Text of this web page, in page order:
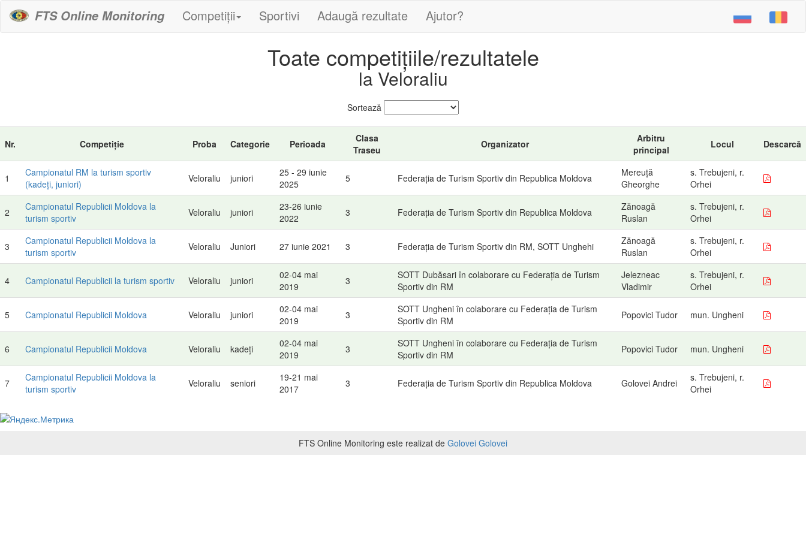
FTS Online Monitoring Competiții Sportivi Adaugă rezultate Ajutor?
Toate competițiile/rezultatele
la Veloraliu
Sortează
Nr. Competiție Proba Categorie Perioada
Clasa
Traseu
Organizator
Arbitru
principal
Locul Descarcă
1
Campionatul RM la turism sportiv
(kadeți, juniori)
Veloraliu juniori
25 - 29 iunie
2025
5 Federația de Turism Sportiv din Republica Moldova
Mereuță
Gheorghe
s. Trebujeni, r.
Orhei
2
Campionatul Republicii Moldova la
turism sportiv
Veloraliu juniori
23-26 iunie
2022
3 Federația de Turism Sportiv din Republica Moldova
Zănoagă
Ruslan
s. Trebujeni, r.
Orhei
3
Campionatul Republicii Moldova la
turism sportiv
Veloraliu Juniori 27 iunie 2021 3 Federația de Turism Sportiv din RM, SOTT Unghehi
Zănoagă
Ruslan
s. Trebujeni, r.
Orhei
4 Campionatul Republicii la turism sportiv Veloraliu juniori
02-04 mai
2019
3
SOTT Dubăsari în colaborare cu Federația de Turism
Sportiv din RM
Jelezneac
Vladimir
s. Trebujeni, r.
Orhei
5 Campionatul Republicii Moldova Veloraliu juniori
02-04 mai
2019
3
SOTT Ungheni în colaborare cu Federația de Turism
Sportiv din RM
Popovici Tudor mun. Ungheni
6 Campionatul Republicii Moldova Veloraliu kadeți
02-04 mai
2019
3
SOTT Ungheni în colaborare cu Federația de Turism
Sportiv din RM
Popovici Tudor mun. Ungheni
7
Campionatul Republicii Moldova la
turism sportiv
Veloraliu seniori
19-21 mai
2017
3 Federația de Turism Sportiv din Republica Moldova Golovei Andrei
s. Trebujeni, r.
Orhei
FTS Online Monitoring este realizat de Golovei Golovei